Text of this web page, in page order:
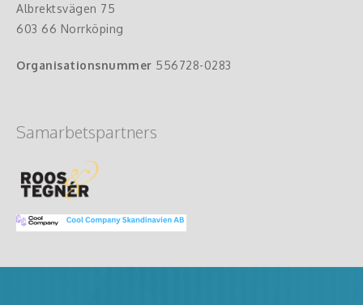
Albrektsvägen 75
603 66 Norrköping
Organisationsnummer 556728-0283
Samarbetspartners